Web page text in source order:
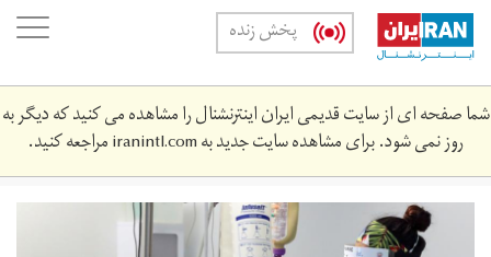
Skip
main
content
پخش زنده
شما صفحه ای از سایت قدیمی ایران اینترنشنال را مشاهده می کنید که دیگر به
روز نمی شود. برای مشاهده سایت جدید بهiranintl.comمراجعه کنید.
2020-